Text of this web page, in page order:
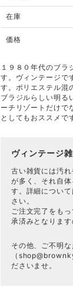
在庫
価格
１９８０年代のブラ
す。ヴィンテージで
す。ポリエステル混
ブラジルらしい明る
ーチリゾートだけで
としてもおススメで
ヴィンテージ
古い雑貨には汚
が多く、それ自
す。詳細につい
さい。
ご注文完了をも
承済みとなりま
その他、ご不明
（
ださいませ。